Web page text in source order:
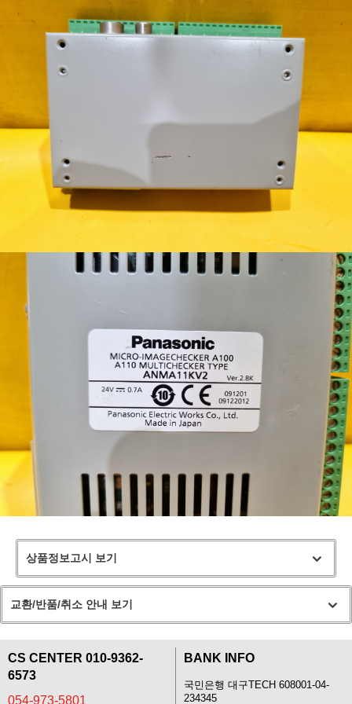
상품정보고시 보기
교환/반품/취소 안내 보기
CS CENTER 010-9362-
6573
054-973-5801
BANK INFO
국민은행 대구TECH 608001-04-
234345